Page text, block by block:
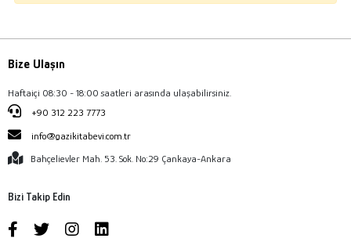
Bize Ulaşın
Haftaiçi 08:30 - 18:00 saatleri arasında ulaşabilirsiniz.
+90 312 223 7773
info@gazikitabevi.com.tr
Bahçelievler Mah. 53. Sok. No:29 Çankaya-Ankara
Bizi Takip Edin